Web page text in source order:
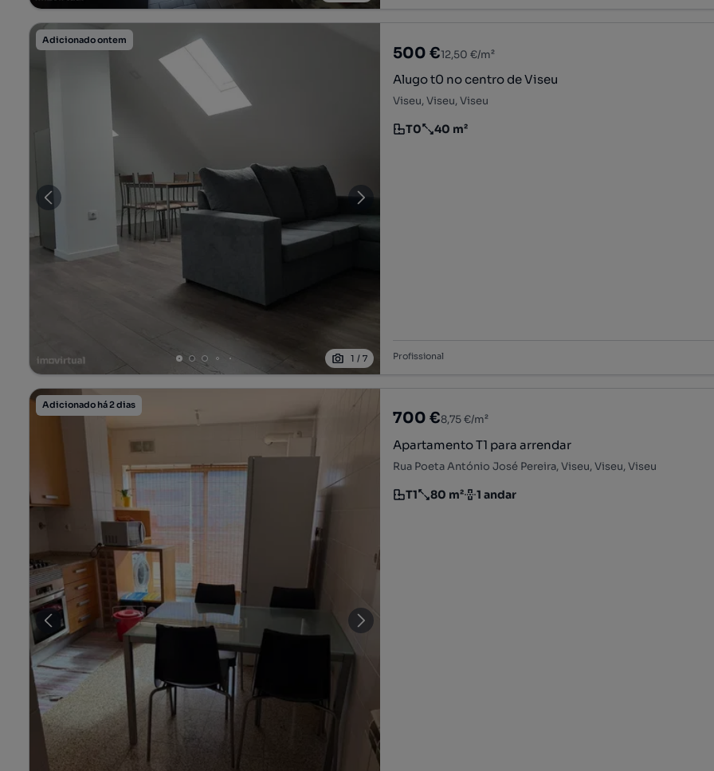
Adicionado ontem
1 /7
500 €12,50 €/m²
Alugo t0 no centro de Viseu
Viseu, Viseu, Viseu
Tipologia
T0
Preço por metro quadrado
40 m²
Profissional
Adicionado há 2 dias
700 €8,75 €/m²
Apartamento T1 para arrendar
Rua Poeta António José Pereira, Viseu, Viseu, Viseu
Tipologia
T1
Preço por metro quadrado
80 m²
Andar 1 andar